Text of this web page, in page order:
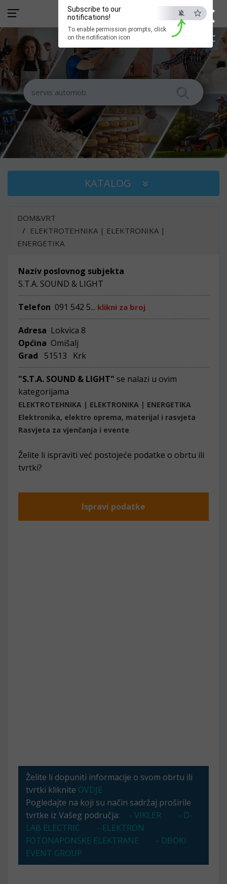
×
ESC
Subscribe to our
notifications!
To enable permission prompts, click
on the notification icon
KATALOG
DOM&VRT
ELEKTROTEHNIKA | ELEKTRONIKA |
ENERGETIKA
Naziv poslovnog subjekta
S.T.A. SOUND & LIGHT
Telefon 091 542 5... klikni za broj
Adresa Lokvica 8
Općina Omišalj
Grad
51513 Krk
"S.T.A. SOUND & LIGHT" se nalazi u ovim
kategorijama
ELEKTROTEHNIKA | ELEKTRONIKA | ENERGETIKA
Elektronika, elektro oprema, materijal i rasvjeta
Rasvjeta za vjenčanja i evente
Želite li ispraviti već postojeće podatke o obrtu ili
tvrtki?
Ispravi podatke
Želite li dopuniti informacije o svom obrtu ili
tvrtki kliknite OVDJE
Pogledajte na koji su način sadržaj proširile
tvrtke iz Vašeg područja:
- VIKLER
- D-
LAB ELECTRIC
- ELEKTRON
FOTONAPONSKE ELEKTRANE
- DBOKI
EVENT GROUP